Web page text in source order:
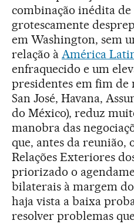
combinação inédita de
grotescamente
em Washington, sem
relação à América
enfraquecido e um
presidentes em fim de
San José, Havana,
do México), reduz
manobra das
que, antes da reunião,
Relações Exteriores
priorizado o
bilaterais à margem
haja vista a baixa
resolver problemas